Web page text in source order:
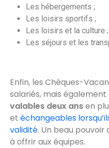
Les hébergements ;
Les loisirs sportifs ;
Les loisirs et la culture ;
Les séjours et les
Enfin, les Chèques-
salariés, mais également
valables deux ansen
et échangeables
validité. Un beau pouvoir
à offrir aux équipes.